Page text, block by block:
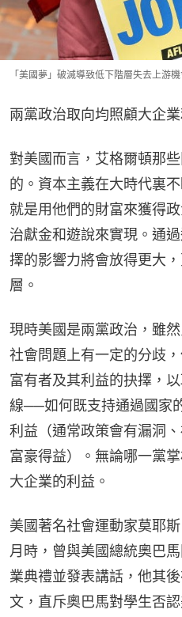
「美國夢」破滅導致低下階層失去上游機
兩黨政治取向均照顧大企
對美國而言，艾格爾頓那
的。資本主義在大時代裏
就是用他們的財富來獲得
治獻金和遊說來實現。通
擇的影響力將會放得更大
層。
現時美國是兩黨政治，雖
社會問題上有一定的分歧
富有者及其利益的抉擇，
線──如何既支持通過國家
利益（通常政策會有漏洞
富豪得益）。無論哪一黨
大企業的利益。
美國著名社會運動家莫耶
月時，曾與美國總統奧巴
業典禮並發表講話，他其
文，直斥奧巴馬對學生否